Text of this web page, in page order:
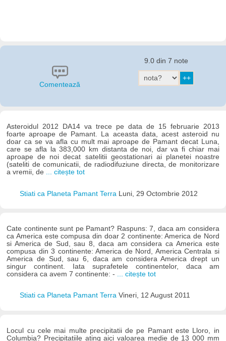
Comentează
9.0 din 7 note
Asteroidul 2012 DA14 va trece pe data de 15 februarie 2013
foarte aproape de Pamant. La aceasta data, acest asteroid nu
doar ca se va afla cu mult mai aproape de Pamant decat Luna,
care se afla la 383,000 km distanta de noi, dar va fi chiar mai
aproape de noi decat satelitii geostationari ai planetei noastre
(sateliti de comunicatii, de radiodifuziune directa, de monitorizare
a vremii, de ... citește tot
Stiati ca Planeta Pamant Terra Luni, 29 Octombrie 2012
Cate continente sunt pe Pamant? Raspuns: 7, daca am considera
ca America este compusa din doar 2 continente: America de Nord
si America de Sud, sau 8, daca am considera ca America este
compusa din 3 continente: America de Nord, America Centrala si
America de Sud, sau 6, daca am considera America drept un
singur continent. Iata suprafetele continentelor, daca am
considera ca avem 7 continente: - ... citește tot
Stiati ca Planeta Pamant Terra Vineri, 12 August 2011
Locul cu cele mai multe precipitatii de pe Pamant este Lloro, in
Columbia? Precipitatiile ating aici valoarea medie de 13 000 mm